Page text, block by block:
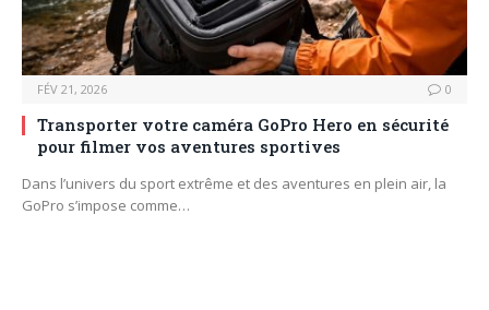
FÉV 21, 2026 0
Transporter votre caméra GoPro Hero en sécurité
pour filmer vos aventures sportives
Dans l’univers du sport extrême et des aventures en plein air, la
GoPro s’impose comme…